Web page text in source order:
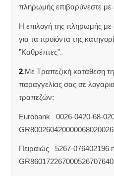
πληρωμής επιβαρύνεστε με
Η επιλογή της πληρωμής με
για τα προϊόντα της
”Καθρέπτες”.
2.Με Τραπεζική κατάθεση
παραγγελίας σας σε
τραπεζών:
Eurobank 0026-0420-68-
Πειραιώς 5267-076402196